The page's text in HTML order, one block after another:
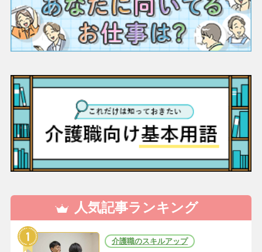
人気記事ランキング
介護職のスキルアップ